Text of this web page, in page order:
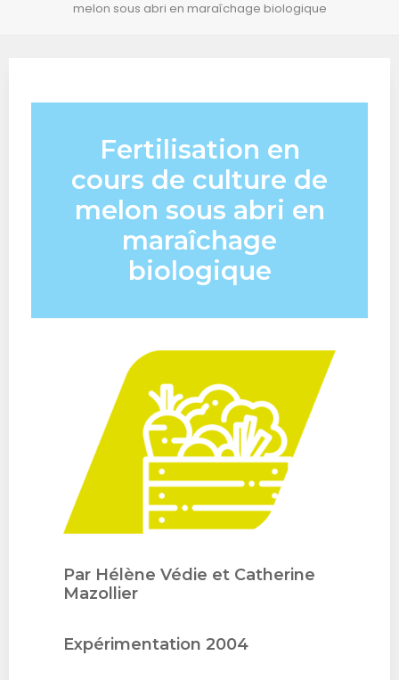
melon sous abri en maraîchage biologique
Fertilisation en
cours de culture de
melon sous abri en
maraîchage
biologique
Par Hélène Védie et Catherine
Mazollier
Expérimentation 2004